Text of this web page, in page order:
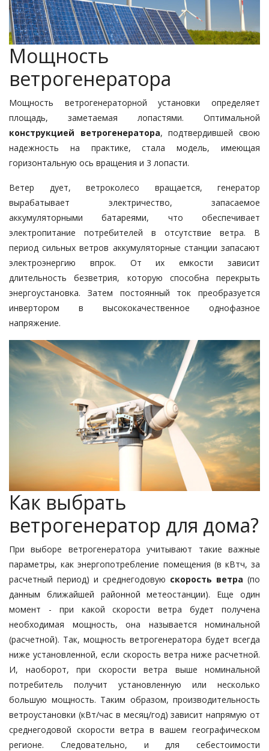
Мощность
ветрогенератора
Мощность ветрогенераторной установки определяет
площадь, заметаемая лопастями. Оптимальной
конструкцией ветрогенератора, подтвердившей свою
надежность на практике, стала модель, имеющая
горизонтальную ось вращения и 3 лопасти.
Ветер дует, ветроколесо вращается, генератор
вырабатывает электричество, запасаемое
аккумуляторными батареями, что обеспечивает
электропитание потребителей в отсутствие ветра. В
период сильных ветров аккумуляторные станции запасают
электроэнергию впрок. От их емкости зависит
длительность безветрия, которую способна перекрыть
энергоустановка. Затем постоянный ток преобразуется
инвертором в высококачественное однофазное
напряжение.
Как выбрать
ветрогенератор для дома?
При выборе ветрогенератора учитывают такие важные
параметры, как энергопотребление помещения (в кВтч, за
расчетный период) и среднегодовую скорость ветра (по
данным ближайшей районной метеостанции). Еще один
момент - при какой скорости ветра будет получена
необходимая мощность, она называется номинальной
(расчетной). Так, мощность ветрогенератора будет всегда
ниже установленной, если скорость ветра ниже расчетной.
И, наоборот, при скорости ветра выше номинальной
потребитель получит установленную или несколько
большую мощность. Таким образом, производительность
ветроустановки (кВт/час в месяц/год) зависит напрямую от
среднегодовой скорости ветра в вашем географическом
регионе. Следовательно, и для себестоимости